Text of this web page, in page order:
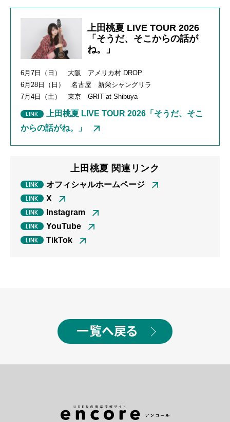
上田桃夏 LIVE TOUR 2026
「そうだ、そこからの話が
ね。」
6月7日（日） 大阪 アメリカ村 DROP
6月28日（日） 名古屋 新栄シャングリラ
7月4日（土） 東京 GRIT at Shibuya
上田桃夏 LIVE TOUR 2026「そうだ、そこ
からの話がね。」
上田桃夏 関連リンク
オフィシャルホームページ
X
Instagram
YouTube
TikTok
一覧へ戻る